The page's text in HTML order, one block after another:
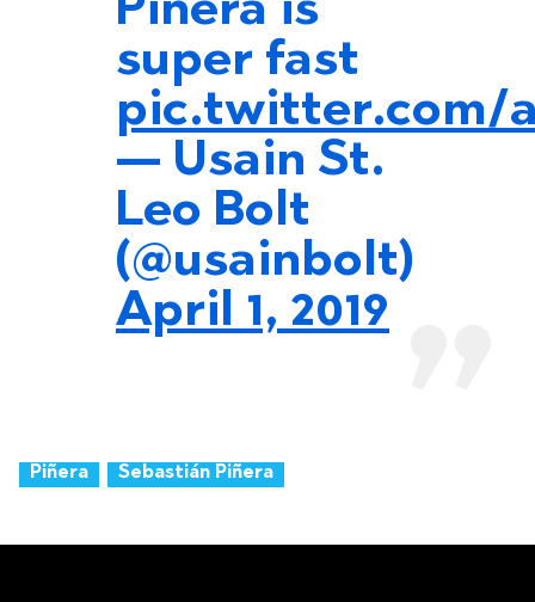
Pinera is
super fast
pic.twitter.com/
— Usain St.
Leo Bolt
(@usainbolt)
April 1, 2019
Piñera Sebastián Piñera